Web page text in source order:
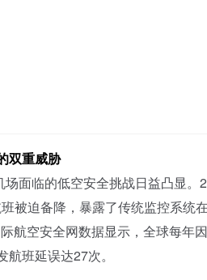
双重威胁
面临的低空安全挑战日益凸显。
被迫备降，暴露了传统监控系统
空安全网数据显示，全球每年
班延误达27次。